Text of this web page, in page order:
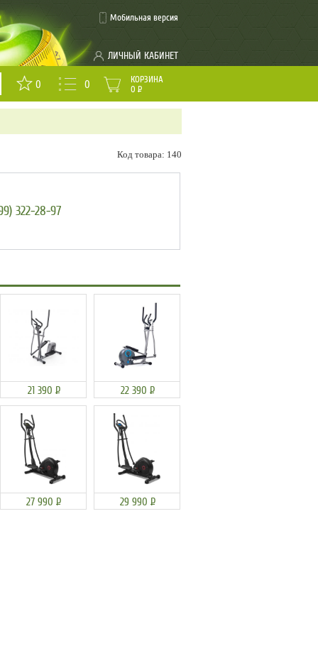
Мобильная версия
ЛИЧНЫЙ КАБИНЕТ
0 0
КОРЗИНА
0 Р
Код товара: 140
322-28-97
21 390 Р 22 390 Р
27 990 Р 29 990 Р